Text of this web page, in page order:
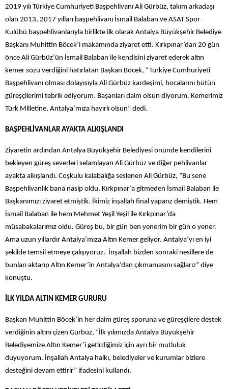
2019 yılı Türkiye Cumhuriyeti Başpehlivanı Ali Gürbüz, takım arkadaşı
olan 2013, 2017 yılları başpehlivanı İsmail Balaban ve ASAT Spor
Kulübü başpehlivanlarıyla birlikte ilk olarak Antalya Büyükşehir Belediye
Başkanı Muhittin Böcek’i makamında ziyaret etti. Kırkpınar’dan 20 gün
önce Ali Gürbüz’ün İsmail Balaban ile kendisini ziyaret ederek altın
kemer sözü verdiğini hatırlatan Başkan Böcek, “Türkiye Cumhuriyeti
Başpehlivanı olması dolayısıyla Ali Gürbüz kardeşimi, hocalarını bütün
güreşçilerimi tebrik ediyorum. Başarıları daim olsun diyorum. Kemerimiz
Türk Milletine, Antalya’mıza hayırlı olsun” dedi.
BAŞPEHLİVANLAR AYAKTA ALKIŞLANDI
Ziyaretin ardından Antalya Büyükşehir Belediyesi önünde kendilerini
bekleyen güreş severleri selamlayan Ali Gürbüz ve diğer pehlivanlar
ayakta alkışlandı. Coşkulu kalabalığa seslenen Ali Gürbüz, “Bu sene
Başpehlivanlık bana nasip oldu. Kırkpınar’a gitmeden İsmail Balaban ile
Başkanımızı ziyaret etmiştik. İkimiz inşallah final yaparız demiştik. Hem
İsmail Balaban ile hem Mehmet Yeşil Yeşil ile Kırkpınar’da
müsabakalarımız oldu. Güreş bu, bir gün ben yenerim bir gün o yener.
Ama uzun yıllardır Antalya’mıza Altın Kemer geliyor. Antalya’yı en iyi
şekilde temsil etmeye çalışıyoruz. İnşallah bizden sonraki nesillere de
bunları aktarıp Altın Kemer’in Antalya’dan çıkmamasını sağlarız” diye
konuştu.
İLK YILDA ALTIN KEMER GURURU
Başkan Muhittin Böcek’in her daim güreş sporuna ve güreşçilere destek
verdiğinin altını çizen Gürbüz, “İlk yılımızda Antalya Büyükşehir
Belediyemize Altın Kemer’i getirdiğimiz için ayrı bir mutluluk
duyuyorum. İnşallah Antalya halkı, belediyeler ve kurumlar bizlere
desteğini devam ettirir” ifadesini kullandı.